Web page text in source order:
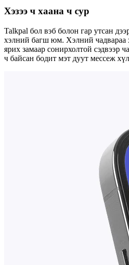
Хэзээ ч хаана ч сур
Talkpal бол вэб болон гар утсан
хэлний багш юм. Хэлний чадвараа
ярих замаар сонирхолтой сэдвээр
ч байсан бодит мэт дуут мессеж